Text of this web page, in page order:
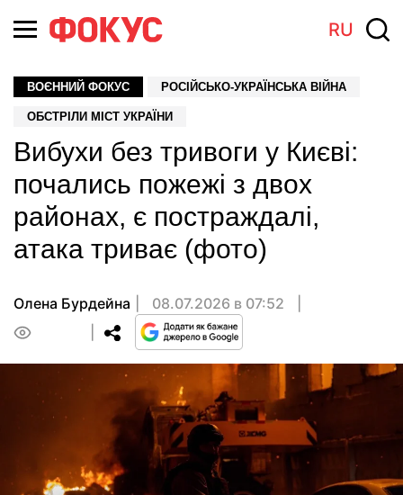
RU
ВОЄННИЙ ФОКУС РОСІЙСЬКО-УКРАЇНСЬКА ВІЙНА
ОБСТРІЛИ МІСТ УКРАЇНИ
Вибухи без тривоги у Києві:
почались пожежі з двох
районах, є постраждалі,
атака триває (фото)
Олена Бурдейна
08.07.2026 в 07:52